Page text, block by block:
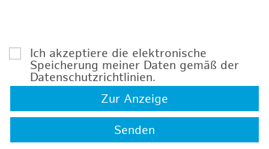
Ich akzeptiere die elektronische
Speicherung meiner Daten gemäß der
Datenschutzrichtlinien.
Zur Anzeige
Senden